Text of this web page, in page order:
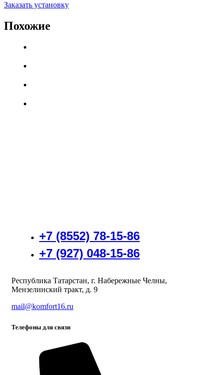
Заказать установку
Похожие
+7 (8552) 78-15-86
+7 (927) 048-15-86
Республика Татарстан, г. Набережные Челны,
Мензелинский тракт, д. 9
mail@komfort16.ru
Телефоны для связи